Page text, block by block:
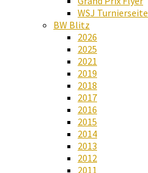
WSJ Turnierseite
BW Blitz
2026
2025
2021
2019
2018
2017
2016
2015
2014
2013
2012
2011